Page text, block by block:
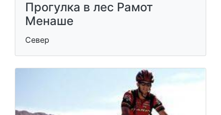
Прогулка в лес Рамот
Менаше
Север